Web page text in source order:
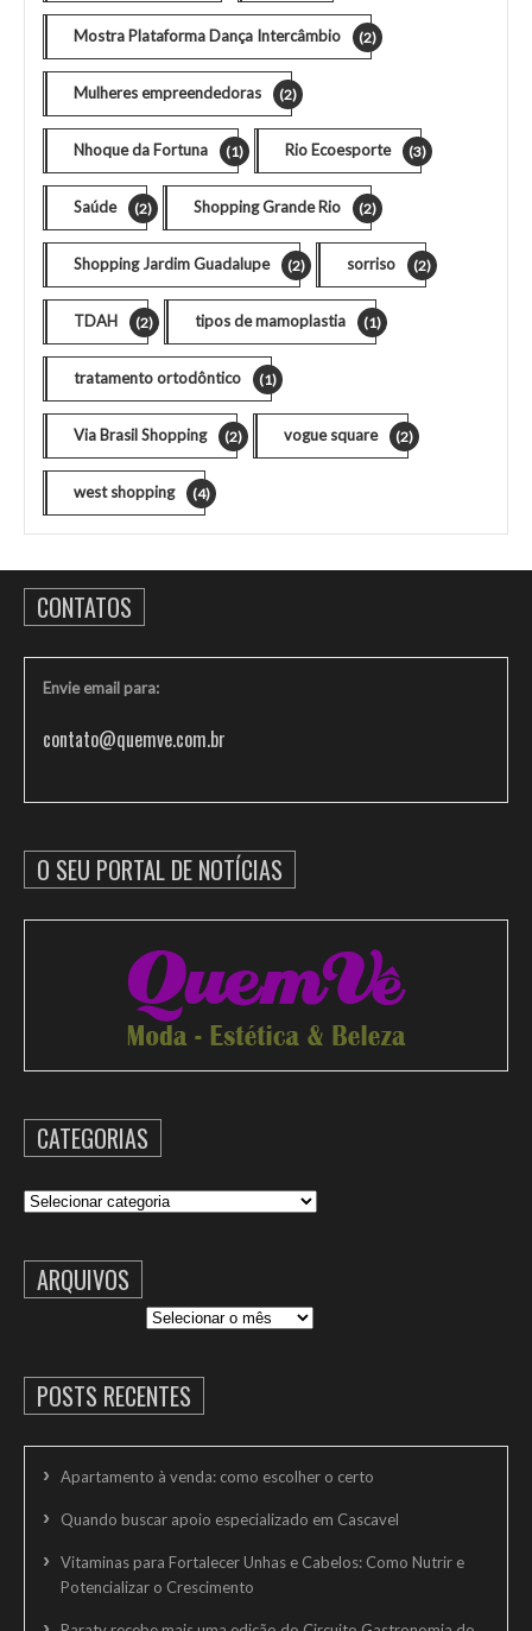
Mostra Plataforma Dança Intercâmbio (2)
Mulheres empreendedoras (2)
Nhoque da Fortuna (1) Rio Ecoesporte (3)
Saúde (2) Shopping Grande Rio (2)
Shopping Jardim Guadalupe (2) sorriso (2)
TDAH (2) tipos de mamoplastia (1)
tratamento ortodôntico (1)
Via Brasil Shopping (2) vogue square (2)
west shopping (4)
CONTATOS
Envie email para:
contato@quemve.com.br
O SEU PORTAL DE NOTÍCIAS
CATEGORIAS
Categorias
ARQUIVOS
POSTS RECENTES
Apartamento à venda: como escolher o certo
Quando buscar apoio especializado em Cascavel
Vitaminas para Fortalecer Unhas e Cabelos: Como Nutrir e
Potencializar o Crescimento